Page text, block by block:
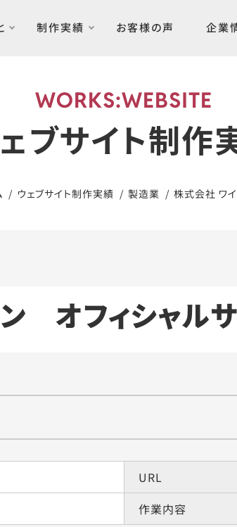
制作実績 お客様の声 企業
WORKS:WEBSITE
ブサイト制作
ウェブサイト制作実績 製造業 株式会社 ワ
オフィシャル
URL
作業内容